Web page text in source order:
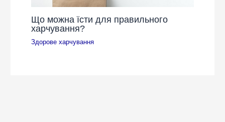
Що можна їсти для правильного
харчування?
Здорове харчування